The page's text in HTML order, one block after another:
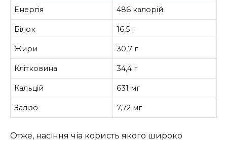
Енергія 486 калорій
Білок 16,5 г
Жири 30,7 г
Клітковина 34,4 г
Кальцій 631 мг
Залізо 7,72 мг
Отже, насіння чіа користь якого широко